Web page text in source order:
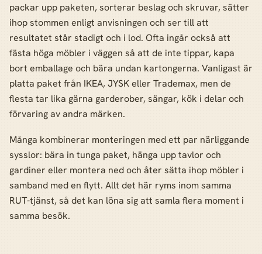
packar upp paketen, sorterar beslag och skruvar, sätter
ihop stommen enligt anvisningen och ser till att
resultatet står stadigt och i lod. Ofta ingår också att
fästa höga möbler i väggen så att de inte tippar, kapa
bort emballage och bära undan kartongerna. Vanligast är
platta paket från IKEA, JYSK eller Trademax, men de
flesta tar lika gärna garderober, sängar, kök i delar och
förvaring av andra märken.
Många kombinerar monteringen med ett par närliggande
sysslor: bära in tunga paket, hänga upp tavlor och
gardiner eller montera ned och åter sätta ihop möbler i
samband med en flytt. Allt det här ryms inom samma
RUT-tjänst, så det kan löna sig att samla flera moment i
samma besök.